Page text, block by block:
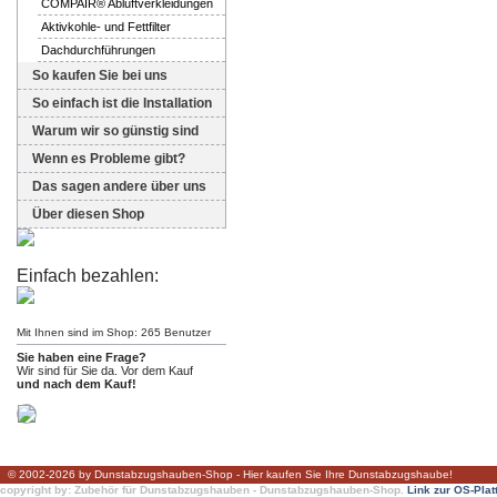
COMPAIR® Abluftverkleidungen
Aktivkohle- und Fettfilter
Dachdurchführungen
So kaufen Sie bei uns
So einfach ist die Installation
Warum wir so günstig sind
Wenn es Probleme gibt?
Das sagen andere über uns
Über diesen Shop
Einfach bezahlen:
Mit Ihnen sind im Shop: 265 Benutzer
Sie haben eine Frage?
Wir sind für Sie da. Vor dem Kauf
und nach dem Kauf!
© 2002-2026 by Dunstabzugshauben-Shop - Hier kaufen Sie Ihre Dunstabzugshaube!
copyright by: Zubehör für Dunstabzugshauben - Dunstabzugshauben-Shop. Link zur OS-